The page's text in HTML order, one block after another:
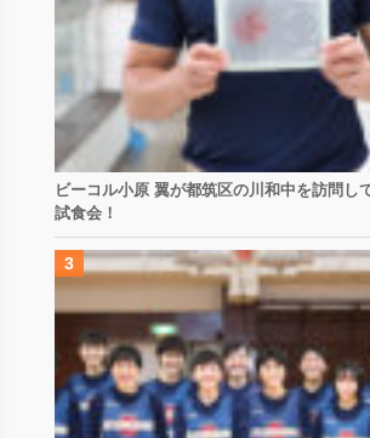
ビーコル小原 翼が都筑区の川和中を訪問し
試食会！